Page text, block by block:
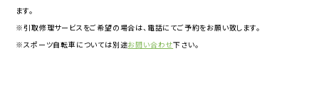
ます。
※引取修理サービスをご希望の場合は、電話にてご予約をお願い致します。
※スポーツ自転車については別途お問い合わせ下さい。